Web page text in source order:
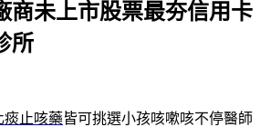
商未上市股票最夯信用卡
所
痰止咳藥皆可挑選小孩咳嗽咳不停醫師